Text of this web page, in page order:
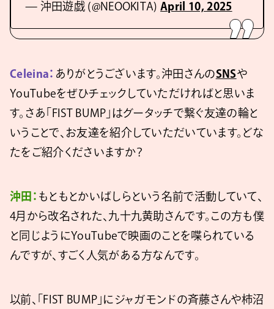
— 沖田遊戯 (@NEOOKITA) April 10, 2025
Celeina： ありがとうございます。沖田さんのSNSや
YouTubeをぜひチェックしていただければと思いま
す。さあ「FIST BUMP」はグータッチで繋ぐ友達の輪と
いうことで、お友達を紹介していただいています。どな
たをご紹介くださいますか？
沖田： もともとかいばしらという名前で活動していて、
4月から改名された、九十九黄助さんです。この方も僕
と同じようにYouTubeで映画のことを喋られている
んですが、すごく人気がある方なんです。
以前、「FIST BUMP」にジャガモンドの斉藤さんや柿沼